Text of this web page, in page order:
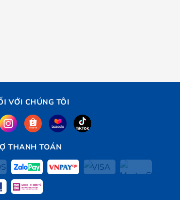
VỚI CHÚNG TÔI
THANH TOÁN